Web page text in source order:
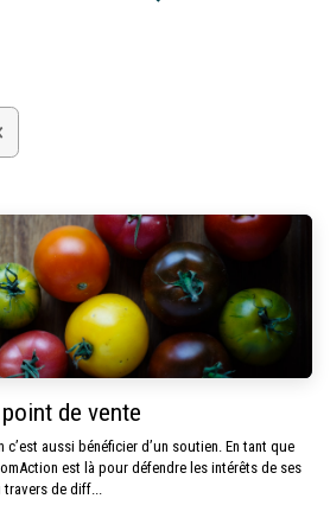
de vente
c’est aussi bénéficier d’un soutien. En tant que
est là pour défendre les intérêts de ses
de diff...